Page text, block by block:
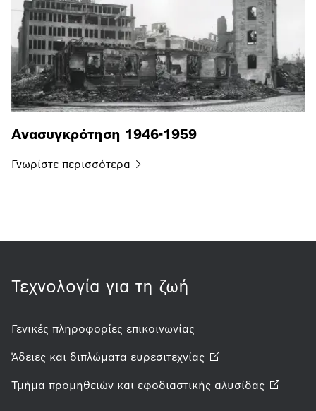
Ανασυγκρότηση 1946-1959
Γνωρίστε περισσότερα
Τεχνολογία για τη ζωή
Γενικές πληροφορίες επικοινωνίας
Άδειες και διπλώματα ευρεσιτεχνίας
Τμήμα προμηθειών και εφοδιαστικής αλυσίδας